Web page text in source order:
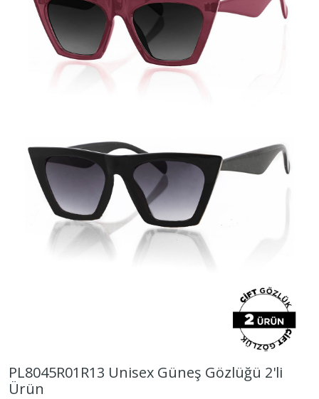
PL8045R01R13 Unisex Güneş Gözlüğü 2'li
Ürün